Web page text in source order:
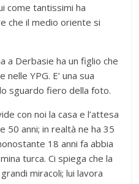
come tantissimi ha
che il medio oriente si
a Derbasie ha un figlio che
YPG. E’ una sua
sguardo fiero della foto.
con noi la casa e l’attesa
50 anni; in realtà ne ha 35
18 anni fa abbia
turca. Ci spiega che la
miracoli; lui lavora